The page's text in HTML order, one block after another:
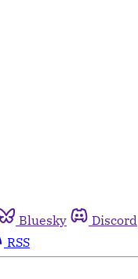
Bluesky Discord
RSS